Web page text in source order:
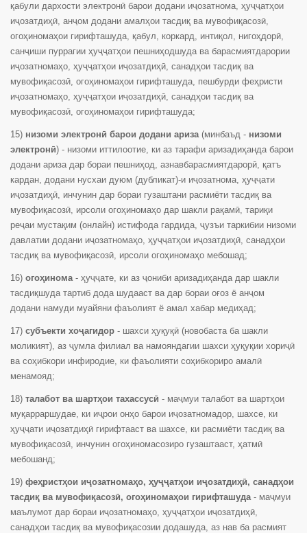
қабули дархости электронӣ барои додани иҷозатнома, ҳуҷҷатҳои
иҷозатдиҳӣ, анҷом додани амалҳои тасдиқ ва мувофиқасозӣ,
огоҳиномаҳои гирифташуда, қабул, коркард, интиқол, нигоҳдорӣ,
санҷиши пуррагии ҳуҷҷатҳои пешниҳодшуда ва барасмиятдарории
иҷозатномаҳо, ҳуҷҷатҳои иҷозатдиҳӣ, санадҳои тасдиқ ва
мувофиқасозӣ, огоҳиномаҳои гирифташуда, пешбурди феҳристи
иҷозатномаҳо, ҳуҷҷатҳои иҷозатдиҳӣ, санадҳои тасдиқ ва
мувофиқасозӣ, огоҳиномаҳои гирифташуда;
15) низоми электронӣ барои додани ариза(минбаъд - низоми
электронӣ) - низоми иттилоотие, ки аз тарафи аризадиҳанда барои
додани ариза дар бораи пешниҳод, азнавбарасмиятдарорӣ, қатъ
кардан, додани нусхаи дуюм (дубликат)-и иҷозатнома, ҳуҷҷати
иҷозатдиҳӣ, инчунин дар бораи гузаштани расмиёти тасдиқ ва
мувофиқасозӣ, ирсоли огоҳиномаҳо дар шакли рақамӣ, тариқи
реҷаи мустақим (онлайн) истифода гардида, ҷузъи таркибии низоми
давлатии додани иҷозатномаҳо, ҳуҷҷатҳои иҷозатдиҳӣ, санадҳои
тасдиқ ва мувофиқасозӣ, ирсоли огоҳиномаҳо мебошад;
16) огоҳинома- ҳуҷҷате, ки аз ҷониби аризадиҳанда дар шакли
тасдиқшуда тартиб дода шудааст ва дар бораи оғоз ё анҷом
додани намуди муайяни фаъолият ё амал хабар медиҳад;
17) субъекти хоҷагидор - шахси ҳуқуқӣ (новобаста ба шакли
моликият), аз ҷумла филиал ва намояндагии шахси ҳуқуқии хориҷӣ
ва соҳибкори инфиродие, ки фаъолияти соҳибкориро амалӣ
менамояд;
18) талабот ва шартҳои тахассусӣ - маҷмуи талабот ва шартҳои
муқарраршудае, ки иҷрои онҳо барои иҷозатномадор, шахсе, ки
ҳуҷҷати иҷозатдиҳӣ гирифтааст ва шахсе, ки расмиёти тасдиқ ва
мувофиқасозӣ, инчунин огоҳиномасозиро гузаштааст, ҳатмӣ
мебошанд;
19) феҳристҳои иҷозатномаҳо, ҳуҷҷатҳои иҷозатдиҳӣ, санадҳои
тасдиқ ва мувофиқасозӣ, огоҳиномаҳои гирифташуда- маҷмуи
маълумот дар бораи иҷозатномаҳо, ҳуҷҷатҳои иҷозатдиҳӣ,
санадҳои тасдиқ ва мувофиқасозии додашуда, аз нав ба расмият